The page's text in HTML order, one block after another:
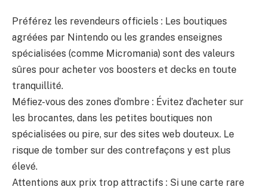
Préférez les revendeurs officiels : Les boutiques
agréées par Nintendo ou les grandes enseignes
spécialisées (comme Micromania) sont des valeurs
sûres pour acheter vos boosters et decks en toute
tranquillité.
Méfiez-vous des zones d’ombre : Évitez d’acheter sur
les brocantes, dans les petites boutiques non
spécialisées ou pire, sur des sites web douteux. Le
risque de tomber sur des contrefaçons y est plus
élevé.
Attentions aux prix trop attractifs : Si une carte rare